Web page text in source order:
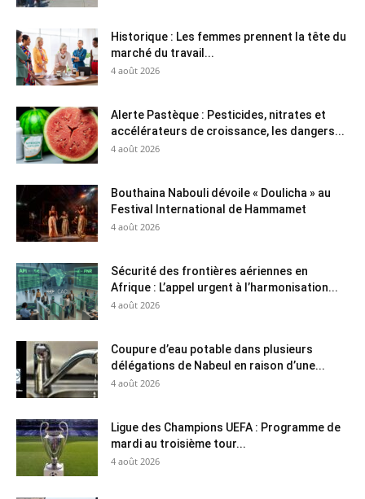
Historique : Les femmes prennent la tête du
marché du travail...
4 août 2026
Alerte Pastèque : Pesticides, nitrates et
accélérateurs de croissance, les dangers...
4 août 2026
Bouthaina Nabouli dévoile « Doulicha » au
Festival International de Hammamet
4 août 2026
Sécurité des frontières aériennes en
Afrique : L’appel urgent à l’harmonisation...
4 août 2026
Coupure d’eau potable dans plusieurs
délégations de Nabeul en raison d’une...
4 août 2026
Ligue des Champions UEFA : Programme de
mardi au troisième tour...
4 août 2026